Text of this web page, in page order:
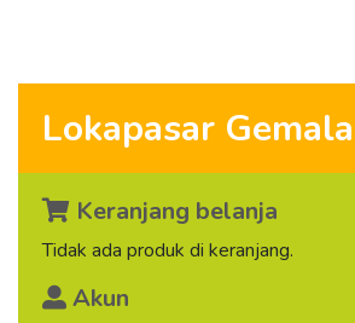
Lokapasar Gemala
Keranjang belanja
Tidak ada produk di keranjang.
Akun